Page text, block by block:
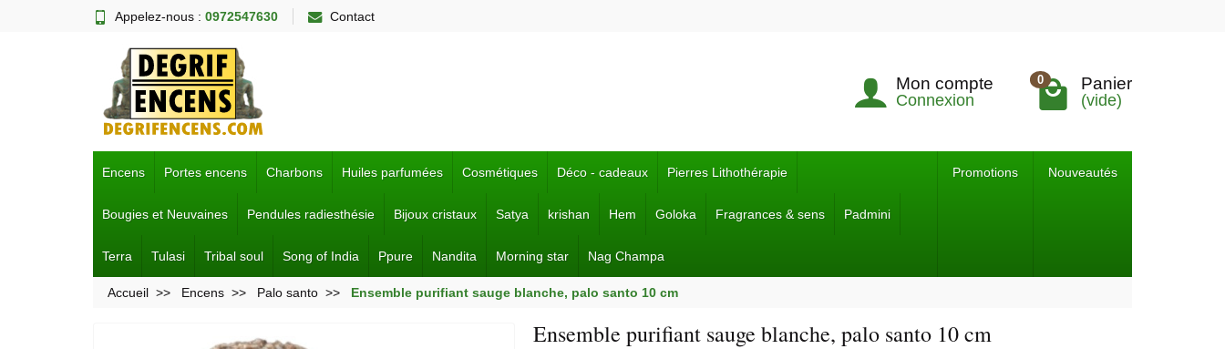
Appelez-nous : 0972547630 Contact
Mon compte
Connexion
0 Panier
(vide)
Encens Portes encens Charbons Huiles parfumées Cosmétiques Déco - cadeaux Pierres Lithothérapie
Bougies et Neuvaines Pendules radiesthésie Bijoux cristaux Satya krishan Hem Goloka Fragrances & sens Padmini
Terra Tulasi Tribal soul Song of India Ppure Nandita Morning star Nag Champa
Promotions Nouveautés
Accueil Encens Palo santo Ensemble purifiant sauge blanche, palo santo 10 cm
Ensemble purifiant sauge blanche, palo santo 10 cm